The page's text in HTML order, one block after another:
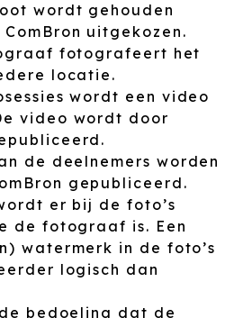
wordt gehouden
uitgekozen.
fotografeert het
locatie.
wordt een video
video wordt door
de deelnemers worden
gepubliceerd.
er bij de foto’s
de fotograaf is. Een
watermerk in de foto’s
logisch dan
bedoeling dat de